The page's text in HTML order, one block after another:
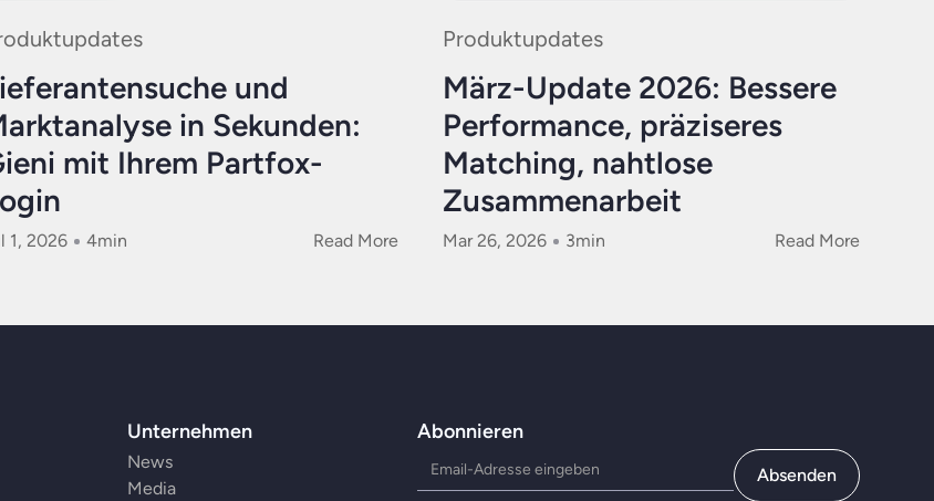
und
in Sekunden:
mit Ihrem Partfox-
1, 2026 4min Read More
Produktupdates
März-Update 2026: Bessere
Performance, präziseres
Matching, nahtlose
Zusammenarbeit
Mar 26, 2026 3min Read More
Unternehmen
News
Media
Abonnieren